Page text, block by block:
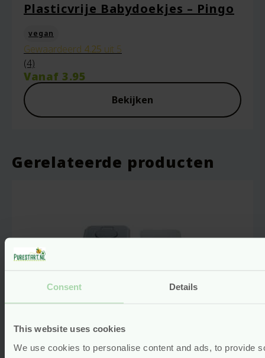
Consent Details
This website uses cookies
We use cookies to personalise content and ads, to provide
Plasticvrije Babydoekjes – Pingo
vegan
Gewaardeerd 4.25 uit 5
(4)
Vanaf3.95
Bekijken
Gerelateerde producten